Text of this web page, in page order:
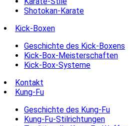
Shotokan-Karate
Kick-Boxen
Geschichte des Kick-Boxens
Kick-Box-Meisterschaften
Kick-Box-Systeme
Kontakt
Kung-Fu
Geschichte des Kung-Fu
Kung-Fu-Stilrichtungen